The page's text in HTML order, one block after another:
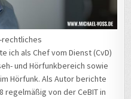
rechtliches
ich als Chef vom Dienst (CvD)
und Hörfunkbereich sowie
Hörfunk. Als Autor berichte
regelmäßig von der CeBIT in